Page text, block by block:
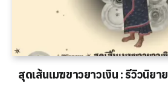
สุดเส้นเมฆขาวยาวเงิน : รีวิวนิยาย